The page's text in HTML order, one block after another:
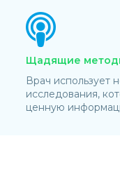
Щадящие
Врач использует
исследования,
ценную